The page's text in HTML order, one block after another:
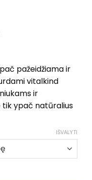
pažeidžiama ir
vitalkind
ir
ypač natūralius
IŠVALYTI
kremas